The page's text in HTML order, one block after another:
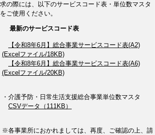
求の際には、以下のサービスコード表・単位数マスタ
をご使用ください。
最新のサービスコード表
【令和8年6月】総合事業サービスコード表(A2)
(Excelファイル/18KB)
【令和8年6月】総合事業サービスコード表(A6)
(Excelファイル/20KB)
・介護予防・日常生活支援総合事業単位数マスタ
CSVデータ（111KB）
※各事業所におかれましては、再度、ご確認の上、請